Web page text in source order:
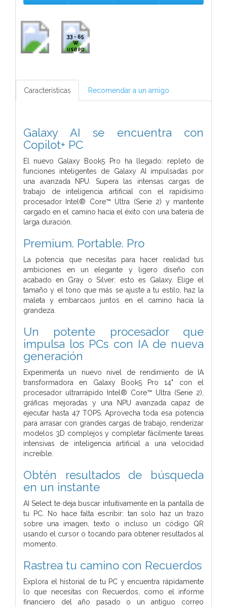
33 - 65
W
USB PD
Características Recomendar a un amigo
Galaxy AI se encuentra con
Copilot+ PC
El nuevo Galaxy Book5 Pro ha llegado: repleto de
funciones inteligentes de Galaxy AI impulsadas por
una avanzada NPU. Supera las intensas cargas de
trabajo de inteligencia artificial con el rapidísimo
procesador Intel® Core™ Ultra (Serie 2) y mantente
cargado en el camino hacia el éxito con una batería de
larga duración.
Premium. Portable. Pro
La potencia que necesitas para hacer realidad tus
ambiciones en un elegante y ligero diseño con
acabado en Gray o Silver: esto es Galaxy. Elige el
tamaño y el tono que más se ajuste a tu estilo, haz la
maleta y embarcaos juntos en el camino hacia la
grandeza.
Un potente procesador que
impulsa los PCs con IA de nueva
generación
Experimenta un nuevo nivel de rendimiento de IA
transformadora en Galaxy Book5 Pro 14" con el
procesador ultrarrápido Intel® Core™ Ultra (Serie 2),
gráficas mejoradas y una NPU avanzada capaz de
ejecutar hasta 47 TOPS. Aprovecha toda esa potencia
para arrasar con grandes cargas de trabajo, renderizar
modelos 3D complejos y completar fácilmente tareas
intensivas de inteligencia artificial a una velocidad
increíble.
Obtén resultados de búsqueda
en un instante
AI Select te deja buscar intuitivamente en la pantalla de
tu PC. No hace falta escribir: tan solo haz un trazo
sobre una imagen, texto o incluso un código QR
usando el cursor o tocando para obtener resultados al
momento.
Rastrea tu camino con Recuerdos
Explora el historial de tu PC y encuentra rápidamente
lo que necesitas con Recuerdos, como el informe
financiero del año pasado o un antiguo correo